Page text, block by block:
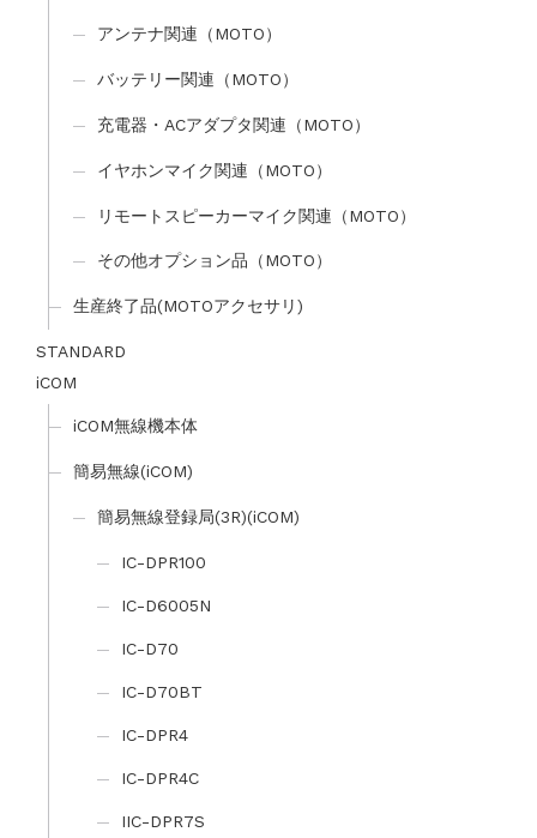
アンテナ関連（MOTO）
バッテリー関連（MOTO）
充電器・ACアダプタ関連（MOTO）
イヤホンマイク関連（MOTO）
リモートスピーカーマイク関連（MOTO）
その他オプション品（MOTO）
生産終了品(MOTOアクセサリ)
STANDARD
iCOM
iCOM無線機本体
簡易無線(iCOM)
簡易無線登録局(3R)(iCOM)
IC-DPR100
IC-D6005N
IC-D70
IC-D70BT
IC-DPR4
IC-DPR4C
IIC-DPR7S